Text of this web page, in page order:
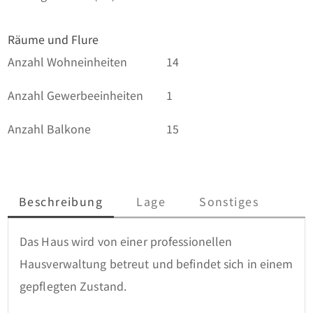
Räume und Flure
Anzahl Wohneinheiten
14
Anzahl Gewerbeeinheiten
1
Anzahl Balkone
15
Beschreibung Lage Sonstiges
Das Haus wird von einer professionellen
Hausverwaltung betreut und befindet sich in einem
gepflegten Zustand.